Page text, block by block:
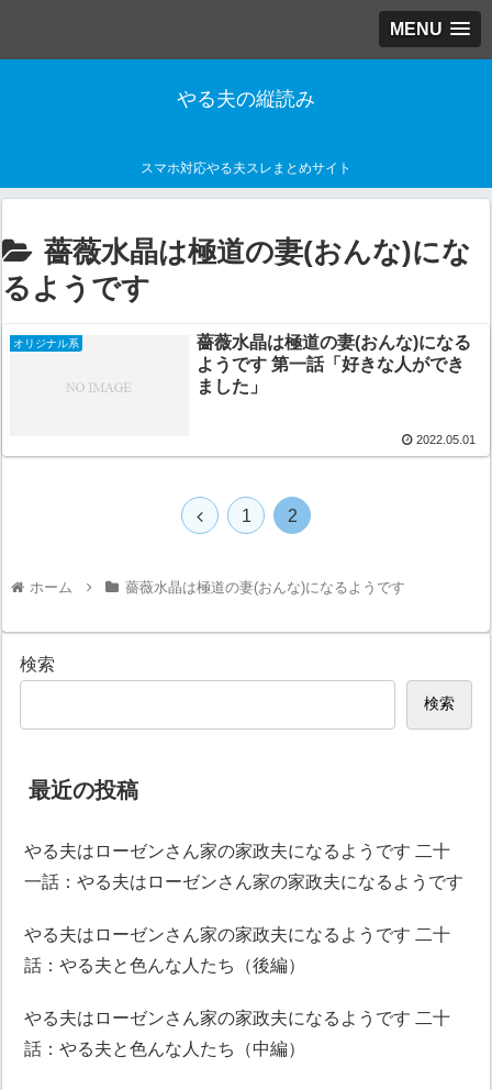
MENU
やる夫の縦読み
スマホ対応やる夫スレまとめサイト
薔薇水晶は極道の妻(おんな)にな
るようです
オリジナル系
薔薇水晶は極道の妻(おんな)になる
ようです 第一話「好きな人ができ
ました」
2022.05.01
1 2
ホーム 薔薇水晶は極道の妻(おんな)になるようです
検索
検索
最近の投稿
やる夫はローゼンさん家の家政夫になるようです 二十
一話：やる夫はローゼンさん家の家政夫になるようです
やる夫はローゼンさん家の家政夫になるようです 二十
話：やる夫と色んな人たち（後編）
やる夫はローゼンさん家の家政夫になるようです 二十
話：やる夫と色んな人たち（中編）